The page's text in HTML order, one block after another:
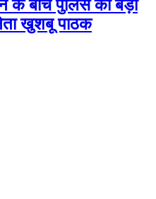
के बीच पुलिस की बड़ी
नेता खुशबू पाठक